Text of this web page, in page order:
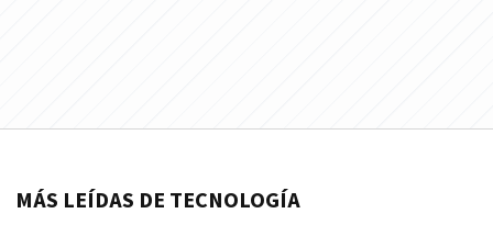
MÁS LEÍDAS DE TECNOLOGÍA